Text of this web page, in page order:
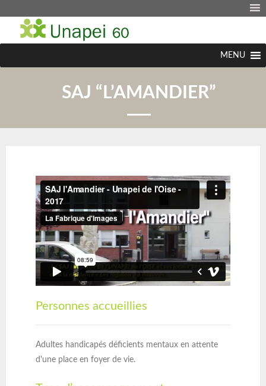
MENU
SAJ “L’AMANDIER”
Personnes accueillies
Adultes handicapés déficients mentaux en attente
d'une place en foyer de vie.